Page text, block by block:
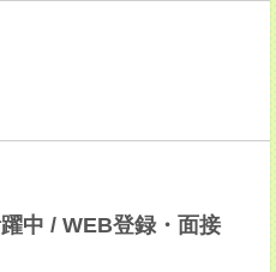
中 / WEB登録・面接